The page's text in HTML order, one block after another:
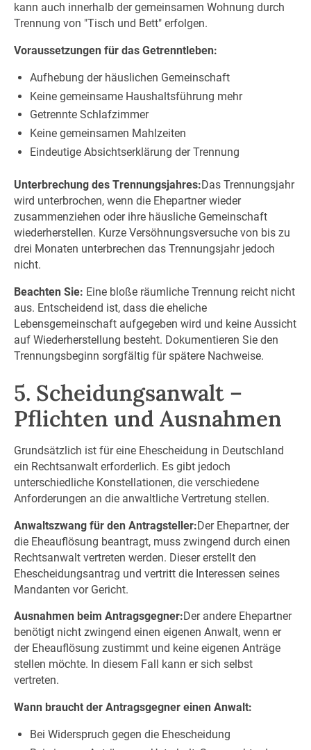
kann auch innerhalb der gemeinsamen Wohnung durch
Trennung von "Tisch und Bett" erfolgen.
Voraussetzungen für das Getrenntleben:
Aufhebung der häuslichen Gemeinschaft
Keine gemeinsame Haushaltsführung mehr
Getrennte Schlafzimmer
Keine gemeinsamen Mahlzeiten
Eindeutige Absichtserklärung der Trennung
Unterbrechung des Trennungsjahres:Das Trennungsjahr
wird unterbrochen, wenn die Ehepartner wieder
zusammenziehen oder ihre häusliche Gemeinschaft
wiederherstellen. Kurze Versöhnungsversuche von bis zu
drei Monaten unterbrechen das Trennungsjahr jedoch
nicht.
Beachten Sie: Eine bloße räumliche Trennung reicht nicht
aus. Entscheidend ist, dass die eheliche
Lebensgemeinschaft aufgegeben wird und keine Aussicht
auf Wiederherstellung besteht. Dokumentieren Sie den
Trennungsbeginn sorgfältig für spätere Nachweise.
5. Scheidungsanwalt –
Pflichten und Ausnahmen
Grundsätzlich ist für eine Ehescheidung in Deutschland
ein Rechtsanwalt erforderlich. Es gibt jedoch
unterschiedliche Konstellationen, die verschiedene
Anforderungen an die anwaltliche Vertretung stellen.
Anwaltszwang für den Antragsteller:Der Ehepartner, der
die Eheauflösung beantragt, muss zwingend durch einen
Rechtsanwalt vertreten werden. Dieser erstellt den
Ehescheidungsantrag und vertritt die Interessen seines
Mandanten vor Gericht.
Ausnahmen beim Antragsgegner:Der andere Ehepartner
benötigt nicht zwingend einen eigenen Anwalt, wenn er
der Eheauflösung zustimmt und keine eigenen Anträge
stellen möchte. In diesem Fall kann er sich selbst
vertreten.
Wann braucht der Antragsgegner einen Anwalt:
Bei Widerspruch gegen die Ehescheidung